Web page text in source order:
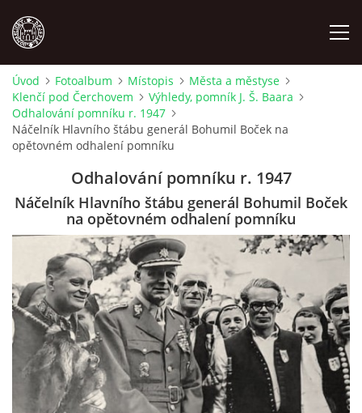
MÍSTOPIS
NÁRODOPIS
OSOBNOSTI
ODKAZY
O NÁS
DŮL NA SLÍDU (NA KOLE)
Úvod Fotoalbum Místopis
Města a městyse
Klenčí pod Čerchovem
Výhledy, pomník J. Š. Baara
Odhalování pomníku r. 1947
Náčelník Hlavního štábu generál Bohumil Boček na
opětovném odhalení pomníku
Odhalování pomníku r. 1947
Náčelník Hlavního štábu generál Bohumil Boček
na opětovném odhalení pomníku